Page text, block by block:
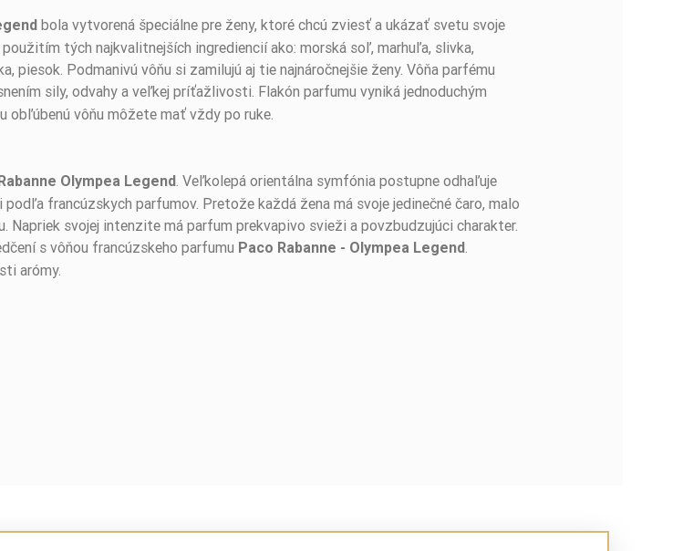
bola vytvorená špeciálne pre ženy, ktoré chcú zviesť a ukázať svetu svoje
tých najkvalitnejších ingrediencií ako: morská soľ, marhuľa, slivka,
Podmanivú vôňu si zamilujú aj tie najnáročnejšie ženy. Vôňa parfému
sily, odvahy a veľkej príťažlivosti. Flakón parfumu vyniká jednoduchým
obľúbenú vôňu môžete mať vždy po ruke.
Olympea Legend . Veľkolepá orientálna symfónia postupne odhaľuje
francúzskych parfumov. Pretože každá žena má svoje jedinečné čaro, malo
Napriek svojej intenzite má parfum prekvapivo svieži a povzbudzujúci charakter.
s vôňou francúzskeho parfumu Paco Rabanne - Olympea Legend
arómy.